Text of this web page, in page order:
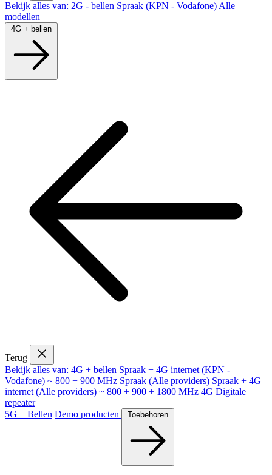
Bekijk alles van: 2G - bellen Spraak (KPN - Vodafone) Alle
modellen
4G + bellen
Terug
Bekijk alles van: 4G + bellen Spraak + 4G internet (KPN -
Vodafone) ~ 800 + 900 MHz Spraak (Alle providers) Spraak + 4G
internet (Alle providers) ~ 800 + 900 + 1800 MHz 4G Digitale
repeater
5G + Bellen Demo producten Toebehoren